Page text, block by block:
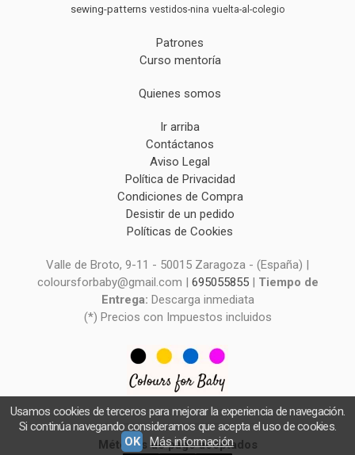
sewing-patterns vestidos-nina vuelta-al-colegio
Patrones
Curso mentoría
Quienes somos
Ir arriba
Contáctanos
Aviso Legal
Política de Privacidad
Condiciones de Compra
Desistir de un pedido
Políticas de Cookies
Valle de Broto, 9-11 - 50015 Zaragoza - (España) |
coloursforbaby@gmail.com | 695055855| Tiempo de
Entrega: Descarga inmediata
(*) Precios con Impuestos incluidos
Métodos de pago aceptados
Usamos cookies de terceros para mejorar la experiencia de navegación.
Si continúa navegando consideramos que acepta el uso de cookies.
OK
Más información